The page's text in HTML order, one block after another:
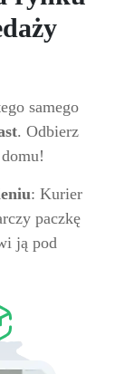
samego
. Odbierz
: Kurier
paczkę
ją pod